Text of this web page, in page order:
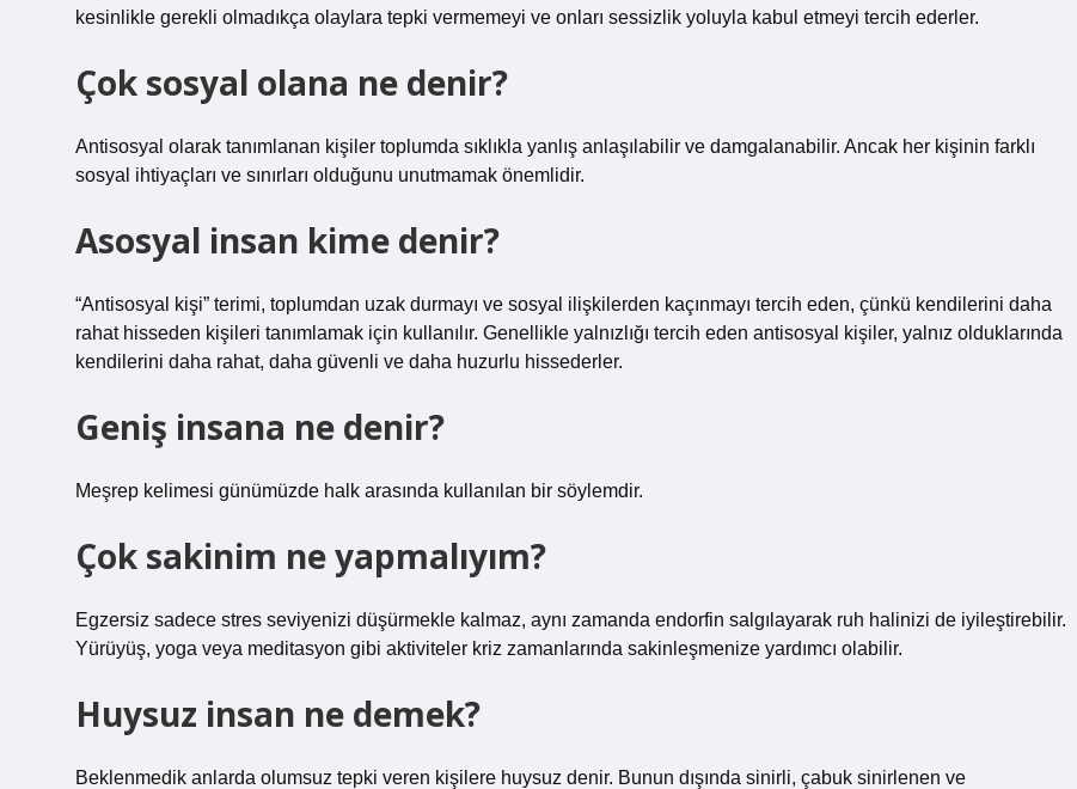
kesinlikle gerekli olmadıkça olaylara tepki vermemeyi ve onları sessizlik yoluyla kabul etmeyi tercih ederler.
Çok sosyal olana ne denir?
Antisosyal olarak tanımlanan kişiler toplumda sıklıkla yanlış anlaşılabilir ve damgalanabilir. Ancak her kişinin farklı
sosyal ihtiyaçları ve sınırları olduğunu unutmamak önemlidir.
Asosyal insan kime denir?
“Antisosyal kişi” terimi, toplumdan uzak durmayı ve sosyal ilişkilerden kaçınmayı tercih eden, çünkü kendilerini daha
rahat hisseden kişileri tanımlamak için kullanılır. Genellikle yalnızlığı tercih eden antisosyal kişiler, yalnız olduklarında
kendilerini daha rahat, daha güvenli ve daha huzurlu hissederler.
Geniş insana ne denir?
Meşrep kelimesi günümüzde halk arasında kullanılan bir söylemdir.
Çok sakinim ne yapmalıyım?
Egzersiz sadece stres seviyenizi düşürmekle kalmaz, aynı zamanda endorfin salgılayarak ruh halinizi de iyileştirebilir.
Yürüyüş, yoga veya meditasyon gibi aktiviteler kriz zamanlarında sakinleşmenize yardımcı olabilir.
Huysuz insan ne demek?
Beklenmedik anlarda olumsuz tepki veren kişilere huysuz denir. Bunun dışında sinirli, çabuk sinirlenen ve